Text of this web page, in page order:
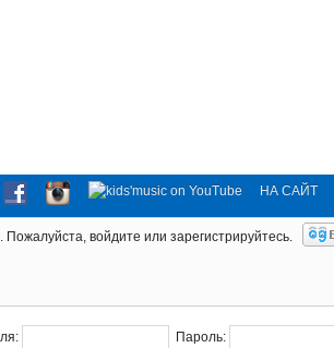
НА САЙТ
Пожалуйста, войдите или зарегистрируйтесь.
Пароль: